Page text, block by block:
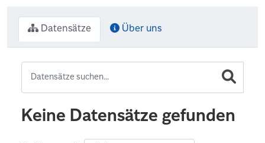
Datensätze Über uns
Keine Datensätze gefunden